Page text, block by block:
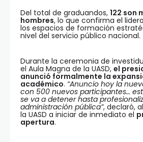
Del total de graduandos, 122 son
hombres, lo que confirma el
los espacios de formación
nivel del servicio público nacional.
Durante la ceremonia de
el Aula Magna de la UASD, el
anunció formalmente la
académico. “Anuncio hoy la
con 500 nuevos participantes…
se va a detener hasta
administración pública”, declaró,
la UASD a iniciar de inmediato el
apertura.